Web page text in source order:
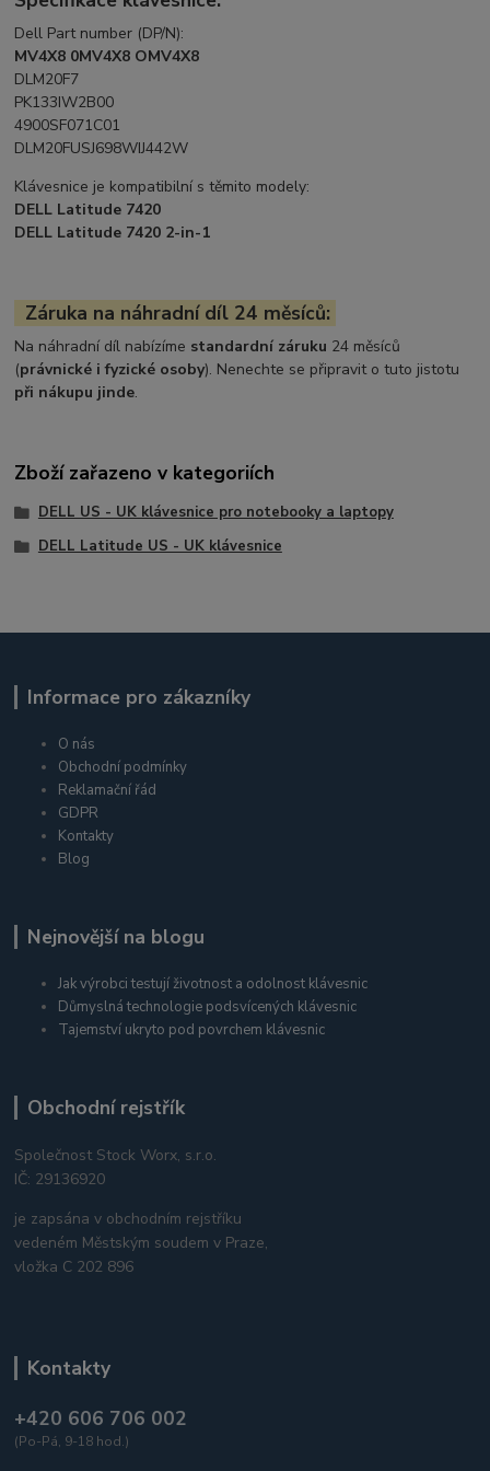
Dell Part number (DP/N):
MV4X8 0MV4X8 OMV4X8
DLM20F7
PK133IW2B00
4900SF071C01
DLM20FUSJ698WIJ442W
Klávesnice je kompatibilní s těmito modely:
DELL Latitude 7420
DELL Latitude 7420 2-in-1
Záruka na náhradní díl 24 měsíců:
Na náhradní díl nabízíme standardní záruku 24 měsíců
(právnické i fyzické osoby). Nenechte se připravit o tuto jistotu
při nákupu jinde.
Zboží zařazeno v kategoriích
DELL US - UK klávesnice pro notebooky a laptopy
DELL Latitude US - UK klávesnice
Informace pro zákazníky
O nás
Obchodní podmínky
Reklamační řád
GDPR
Kontakty
Blog
Nejnovější na blogu
Jak výrobci testují životnost a odolnost klávesnic
Důmyslná technologie podsvícených klávesnic
Tajemství ukryto pod povrchem klávesnic
Obchodní rejstřík
Společnost Stock Worx, s.r.o.
IČ: 29136920
je zapsána v obchodním rejstříku
vedeném Městským soudem v Praze,
vložka C 202 896
Kontakty
+420 606 706 002
(Po-Pá, 9-18 hod.)